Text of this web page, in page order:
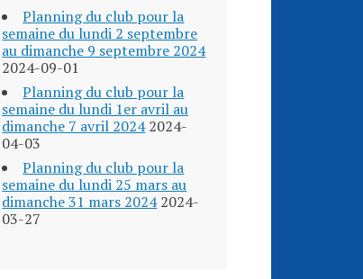
Planning du club pour la
semaine du lundi 2 septembre
au dimanche 9 septembre 2024
2024-09-01
Planning du club pour la
semaine du lundi 1er avril au
dimanche 7 avril 2024 2024-
04-03
Planning du club pour la
semaine du lundi 25 mars au
dimanche 31 mars 2024 2024-
03-27